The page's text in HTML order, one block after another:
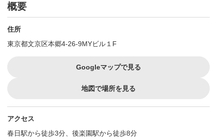
概要
住所
東京都文京区本郷4-26-9MYビル１F
Googleマップで見る
地図で場所を見る
アクセス
春日駅から徒歩3分、後楽園駅から徒歩8分